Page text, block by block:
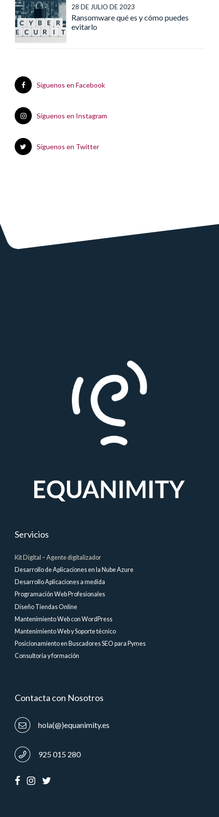
28 DE JULIO DE 2023
Ransomware qué es y cómo puedes
evitarlo
Síguenos en Facebook
Síguenos en Instagram
Síguenos en Twitter
Servicios
Kit Digital – Agente digitalizador
Desarrollo de Aplicaciones en la Nube Azure
Desarrollo Aplicaciones a medida
Programación Web Profesionales
Diseño Tiendas Online
Mantenimiento Web con WordPress
Mantenimiento Web y Soporte técnico
Posicionamiento en Buscadores SEO para Pymes
Consultoria y formación
Contacta con Nosotros
hola(@)equanimity.es
925 015 280